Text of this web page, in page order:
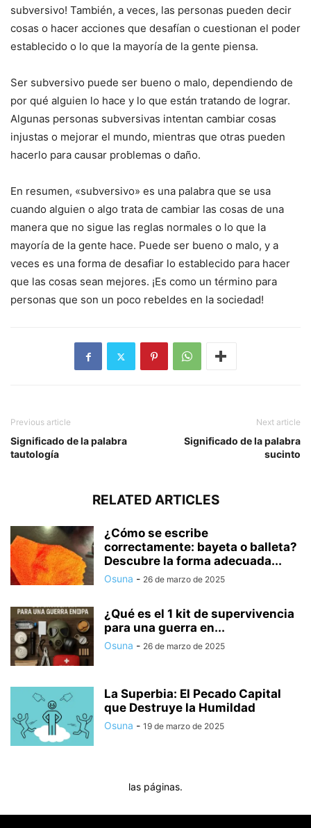
subversivo! También, a veces, las personas pueden decir
cosas o hacer acciones que desafían o cuestionan el poder
establecido o lo que la mayoría de la gente piensa.
Ser subversivo puede ser bueno o malo, dependiendo de
por qué alguien lo hace y lo que están tratando de lograr.
Algunas personas subversivas intentan cambiar cosas
injustas o mejorar el mundo, mientras que otras pueden
hacerlo para causar problemas o daño.
En resumen, «subversivo» es una palabra que se usa
cuando alguien o algo trata de cambiar las cosas de una
manera que no sigue las reglas normales o lo que la
mayoría de la gente hace. Puede ser bueno o malo, y a
veces es una forma de desafiar lo establecido para hacer
que las cosas sean mejores. ¡Es como un término para
personas que son un poco rebeldes en la sociedad!
Previous article
Significado de la palabra
tautología
Next article
Significado de la palabra
sucinto
RELATED ARTICLES
¿Cómo se escribe
correctamente: bayeta o balleta?
Descubre la forma adecuada...
Osuna - 26 de marzo de 2025
¿Qué es el 1 kit de supervivencia
para una guerra en...
Osuna - 26 de marzo de 2025
La Superbia: El Pecado Capital
que Destruye la Humildad
Osuna - 19 de marzo de 2025
las páginas.